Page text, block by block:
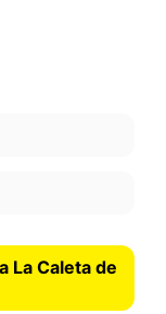
La Caleta de